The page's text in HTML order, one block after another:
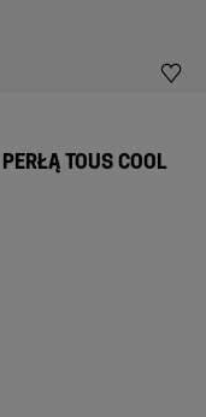
TOUS COOL